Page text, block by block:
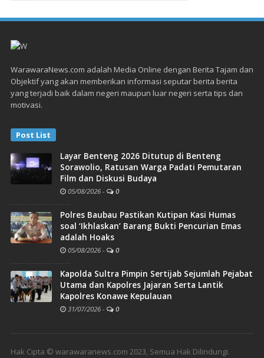
WarawaraNews.com adalah Media Online dengan Berita Tajam dan
Objektif yang akan memberikan informasi seputar berita berita
yang terjadi baik dalam negeri maupun luar negeri serta tips dan
motivasi.
Post List
Layar Benteng 2026 Ditutup di Benteng
Sorawolio, Ratusan Warga Padati Pemutaran
Film dan Diskusi Budaya
05/08/2026 - 0
Polres Baubau Pastikan Kutipan Kasi Humas
soal ‘Ikhlaskan’ Barang Bukti Pencurian Emas
adalah Hoaks
05/08/2026 - 0
Kapolda Sultra Pimpin Sertijab Sejumlah Pejabat
Utama dan Kapolres Jajaran Serta Lantik
Kapolres Konawe Kepulauan
31/07/2026 - 0
Hak Cipta © warawaranews.com 2023, Semua Hak Dilindungi.